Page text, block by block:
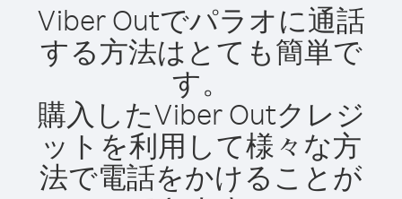
Viber Outでパラオに通話
する方法はとても簡単で
す。
購入したViber Outクレジ
ットを利用して様々な方
法で電話をかけることが